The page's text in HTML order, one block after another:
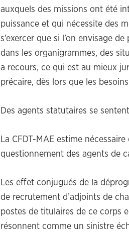
auxquels des missions ont été
puissance et qui nécessite des
s’exercer que si l’on envisage
dans les organigrammes, des
a recours, ce qui est au mieux
précaire, dès lors que les
Des agents statutaires se
La CFDT-MAE estime
questionnement des agents de
Les effet conjugués de la
de recrutement d’adjoints de
postes de titulaires de ce corps
résonnent comme un sinistre